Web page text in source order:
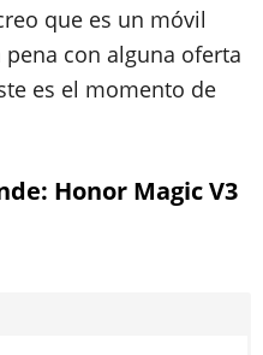
que es un móvil
con alguna oferta
es el momento de
Honor Magic V3